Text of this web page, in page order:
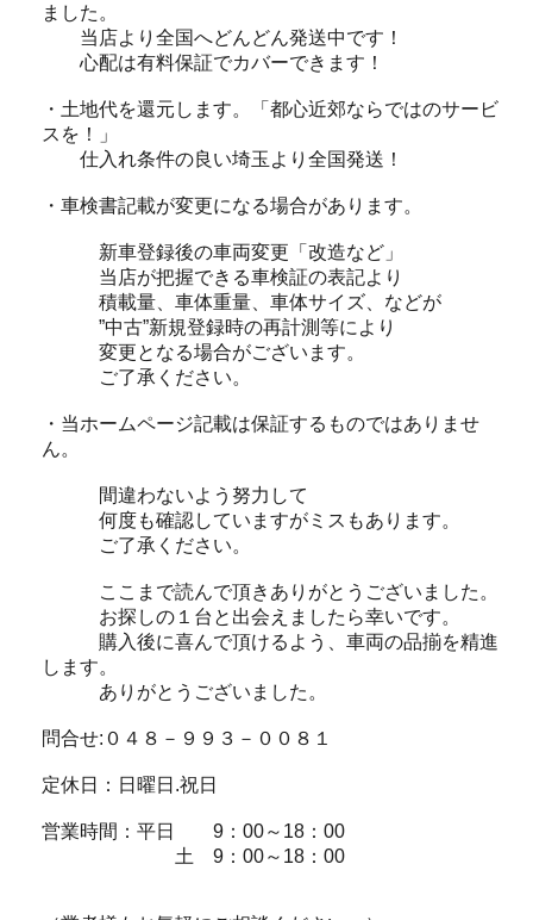
ました。
当店より全国へどんどん発送中です！
心配は有料保証でカバーできます！
・土地代を還元します。「都心近郊ならではのサービ
スを！」
仕入れ条件の良い埼玉より全国発送！
・車検書記載が変更になる場合があります。
新車登録後の車両変更「改造など」
当店が把握できる車検証の表記より
積載量、車体重量、車体サイズ、などが
”中古”新規登録時の再計測等により
変更となる場合がございます。
ご了承ください。
・当ホームページ記載は保証するものではありませ
ん。
間違わないよう努力して
何度も確認していますがミスもあります。
ご了承ください。
ここまで読んで頂きありがとうございました。
お探しの１台と出会えましたら幸いです。
購入後に喜んで頂けるよう、車両の品揃を精進
します。
ありがとうございました。
問合せ:０４８－９９３－００８１
定休日：日曜日.祝日
営業時間：平日 9：00～18：00
土 9：00～18：00